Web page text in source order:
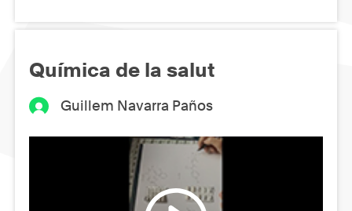
Química de la salut
Guillem Navarra Paños